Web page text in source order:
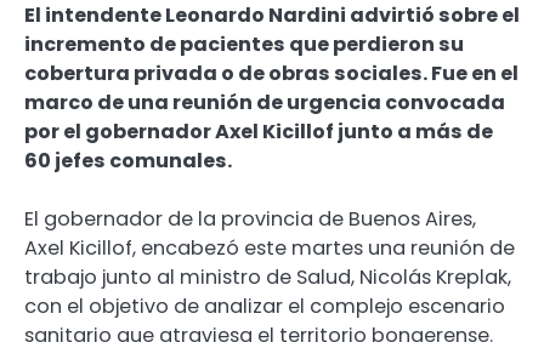
El intendente Leonardo Nardini advirtió sobre el
incremento de pacientes que perdieron su
cobertura privada o de obras sociales. Fue en el
marco de una reunión de urgencia convocada
por el gobernador Axel Kicillof junto a más de
60 jefes comunales.
El gobernador de la provincia de Buenos Aires,
Axel Kicillof, encabezó este martes una reunión de
trabajo junto al ministro de Salud, Nicolás Kreplak,
con el objetivo de analizar el complejo escenario
sanitario que atraviesa el territorio bonaerense.